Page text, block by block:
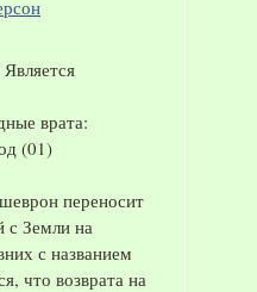
переносит
с Земли на
с названием
что возврата на